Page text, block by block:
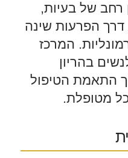
רחב של בעיות,
דרך הפרעות שינה
המרכז
בהריון
התאמת הטיפול
מטופלת.